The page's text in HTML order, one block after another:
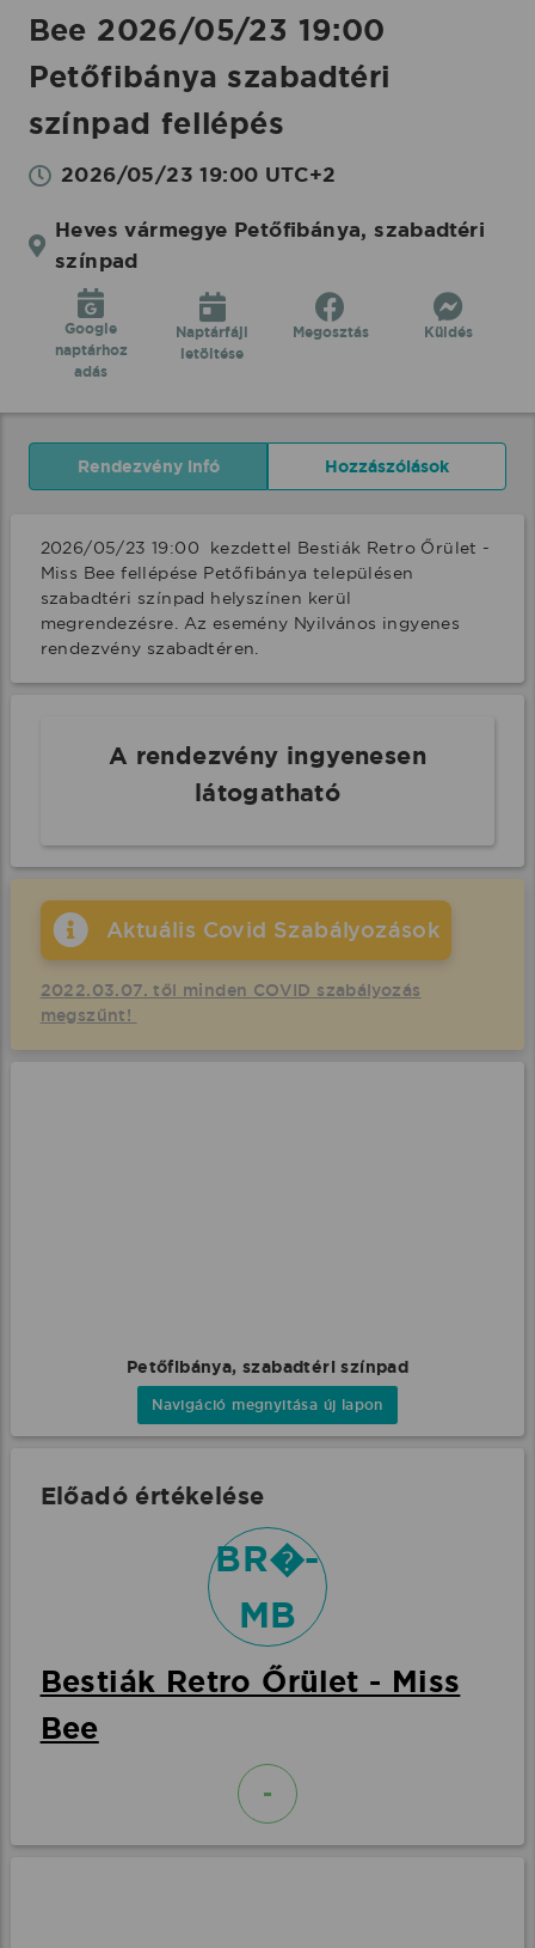
Bee 2026/05/23 19:00
Petőfibánya szabadtéri
színpad fellépés
2026/05/23 19:00 UTC+2
Heves vármegye Petőfibánya, szabadtéri
színpad
Google
naptárhoz
adás
Naptárfájl
letöltése
Megosztás Küldés
Rendezvény infó Hozzászólások
2026/05/23 19:00  kezdettel Bestiák Retro Őrület -
Miss Bee fellépése Petőfibánya településen
szabadtéri színpad helyszínen kerül
megrendezésre. Az esemény Nyilvános ingyenes
rendezvény szabadtéren.
A rendezvény ingyenesen
látogatható
Aktuális Covid Szabályozások
2022.03.07. től minden COVID szabályozás
megszűnt!
Petőfibánya, szabadtéri színpad
Navigáció megnyitása új lapon
Előadó értékelése
BR�-
MB
Bestiák Retro Őrület - Miss
Bee
-